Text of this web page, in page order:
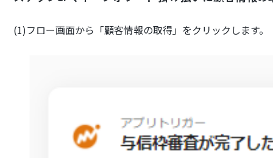
(1)フロー画面から「顧客情報の取得」をクリックします。